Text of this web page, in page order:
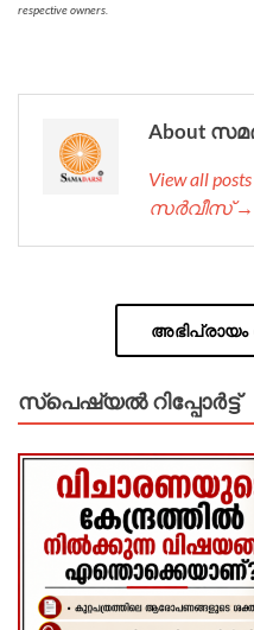
respective owners.
About
View all
സർവീസ് →
സ്പെഷ്യൽ റിപ്പോര്‍ട്ട്